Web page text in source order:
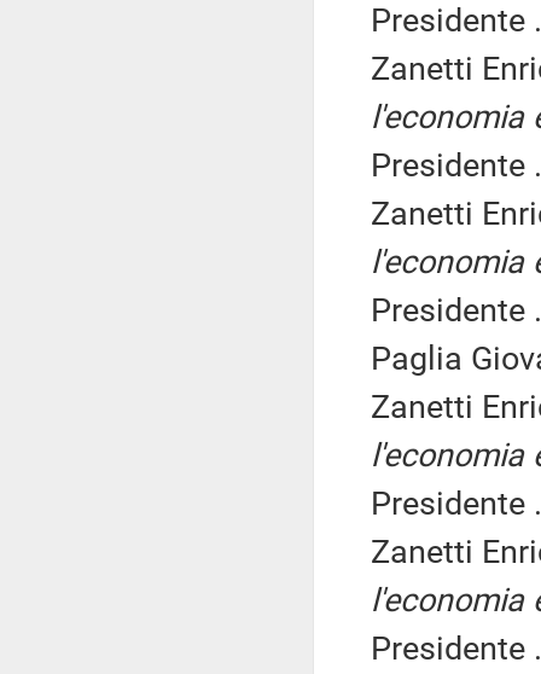
Presidente
Zanetti
l'economia
Presidente
Zanetti
l'economia
Presidente
Paglia
Zanetti
l'economia
Presidente
Zanetti
l'economia
Presidente